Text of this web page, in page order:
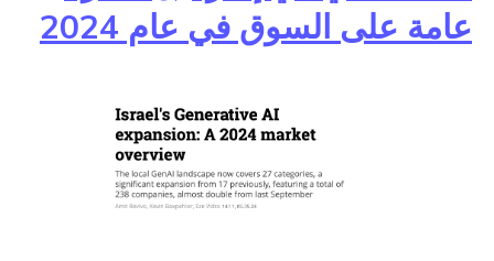
عامة على السوق في عام 2024